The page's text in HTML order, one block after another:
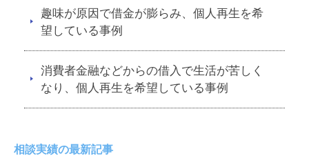
趣味が原因で借金が膨らみ、個人再生を希
望している事例
消費者金融などからの借入で生活が苦しく
なり、個人再生を希望している事例
相談実績の最新記事